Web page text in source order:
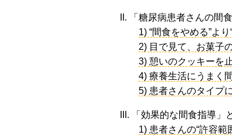
II. 「糖尿病患者さんの間
1) “間食をやめる”よ
2) 目で見て、お菓子
3) 憩いのクッキーを
4) 療養生活にうまく
5) 患者さんのタイプ
III. 「効果的な間食指導」
1) 患者さんの“許容範